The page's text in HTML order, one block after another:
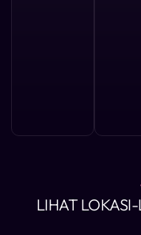
LIHAT